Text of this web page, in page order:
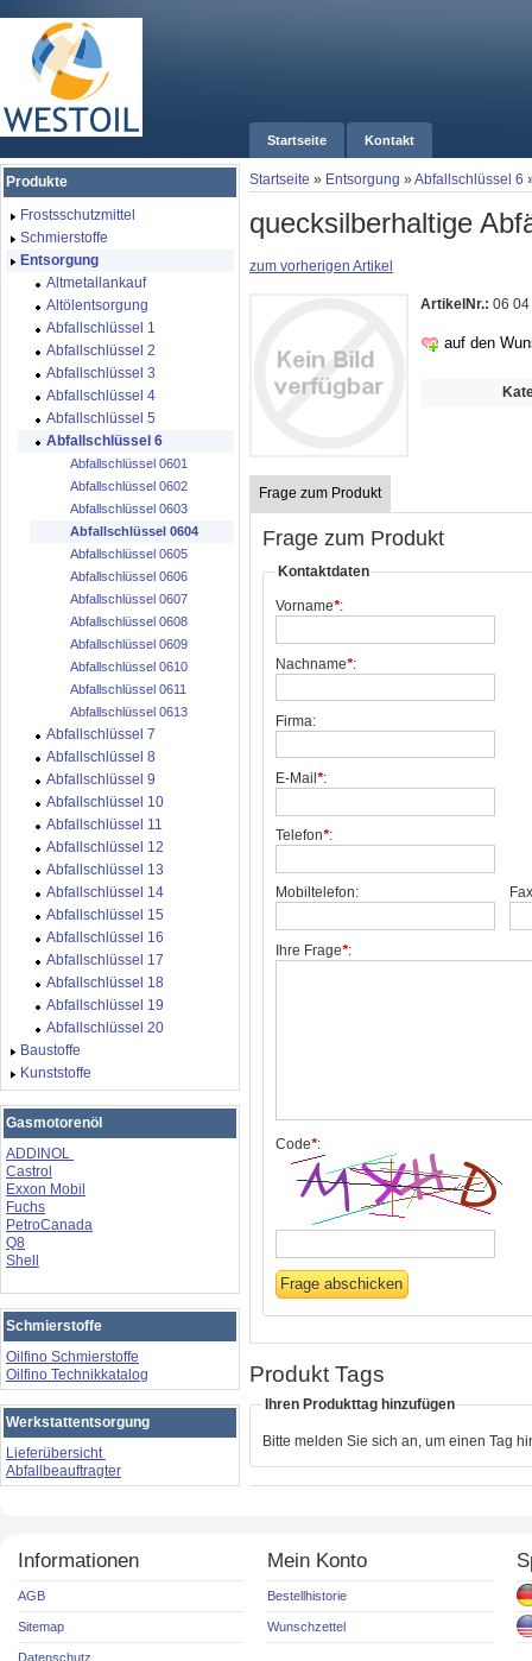
Startseite Kontakt
Startseite » Entsorgung »Abfallschlüssel 6
quecksilberhaltige
zum vorherigen Artikel
ArtikelNr.: 06
auf den
Frage zum Produkt
Frage zum Produkt
Kontaktdaten
Vorname*:
Nachname*:
Firma:
E-Mail *:
Telefon*:
Mobiltelefon:
Ihre Frage*:
Code*:
Produkt Tags
Ihren Produkttag hinzufügen
Bitte melden Sie sich an, um einen Tag
Produkte
Frostsschutzmittel
Schmierstoffe
Entsorgung
Altmetallankauf
Altölentsorgung
Abfallschlüssel 1
Abfallschlüssel 2
Abfallschlüssel 3
Abfallschlüssel 4
Abfallschlüssel 5
Abfallschlüssel 6
Abfallschlüssel 0601
Abfallschlüssel 0602
Abfallschlüssel 0603
Abfallschlüssel 0604
Abfallschlüssel 0605
Abfallschlüssel 0606
Abfallschlüssel 0607
Abfallschlüssel 0608
Abfallschlüssel 0609
Abfallschlüssel 0610
Abfallschlüssel 0611
Abfallschlüssel 0613
Abfallschlüssel 7
Abfallschlüssel 8
Abfallschlüssel 9
Abfallschlüssel 10
Abfallschlüssel 11
Abfallschlüssel 12
Abfallschlüssel 13
Abfallschlüssel 14
Abfallschlüssel 15
Abfallschlüssel 16
Abfallschlüssel 17
Abfallschlüssel 18
Abfallschlüssel 19
Abfallschlüssel 20
Baustoffe
Kunststoffe
Gasmotorenöl
ADDINOL
Castrol
Exxon Mobil
Fuchs
PetroCanada
Q8
Shell
Schmierstoffe
Oilfino Schmierstoffe
Oilfino Technikkatalog
Werkstattentsorgung
Lieferübersicht
Abfallbeauftragter
Informationen
AGB
Sitemap
Datenschutz
Mein Konto
Bestellhistorie
Wunschzettel